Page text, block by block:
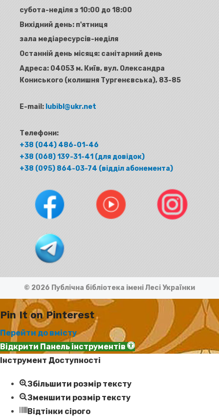
субота-неділя з 10:00 до 18:00
Вихідний день: п'ятниця
зала медіаресурсів-неділя
Останній день місяця: санітарний день
Адреса: 04053 м. Київ, вул. Олександра
Кониського (колишня Тургенєвська), 83-85
E-mail: lubibl@ukr.net
Телефони:
+38 (044) 486-01-46
+38 (068) 139-31-41 (для довідок)
+38 (095) 864-03-74 (відділ абонемента)
© 2026 Публічна бібліотека імені Лесі Українки
Pin It on Pinterest
Перейти до вмісту
Відкрити Панель інструментів
Інструмент Доступності
Збільшити розмір тексту
Зменшити розмір тексту
Відтінки сірого